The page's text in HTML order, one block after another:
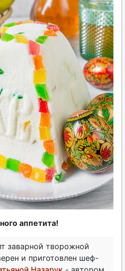
аппетита!
заварной творожной
и приготовлен шеф-